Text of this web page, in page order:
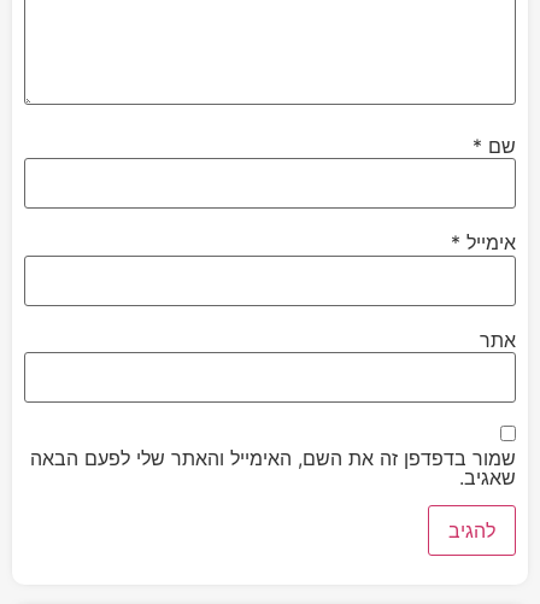
שם *
אימייל *
אתר
שמור בדפדפן זה את השם, האימייל והאתר שלי לפעם הבאה
שאגיב.